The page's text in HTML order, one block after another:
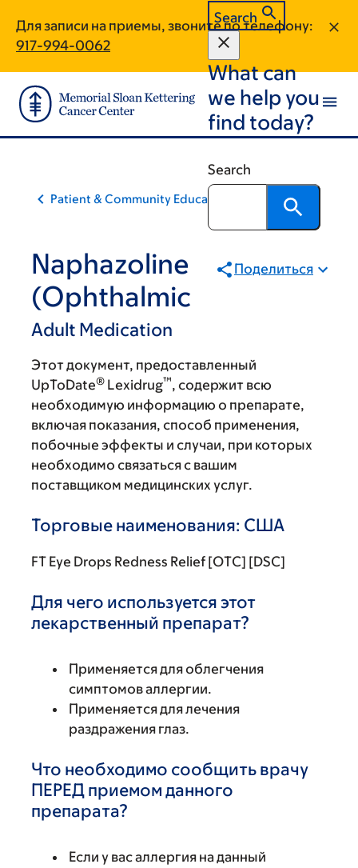
main
content
footer
Для записи на приемы, звоните по телефону:
917-994-0062
Search
What can
we help you
find today?
Search
Patient & Community Education
Naphazoline
(Ophthalmic
Adult Medication
Поделиться
Этот документ, предоставленный
UpToDate® Lexidrug™, содержит всю
необходимую информацию о препарате,
включая показания, способ применения,
побочные эффекты и случаи, при которых
необходимо связаться с вашим
поставщиком медицинских услуг.
Торговые наименования: США
FT Eye Drops Redness Relief [OTC] [DSC]
Для чего используется этот
лекарственный препарат?
Применяется для облегчения
симптомов аллергии.
Применяется для лечения
раздражения глаз.
Что необходимо сообщить врачу
ПЕРЕД приемом данного
препарата?
Если у вас аллергия на данный